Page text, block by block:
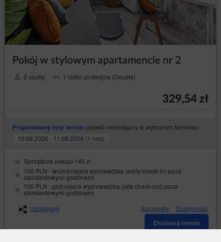
Pokój w stylowym apartamencie nr 2
2 osoby 1 łóżko podwójne (Double)
329,54 zł
Proponowany inny termin (obiekt niedostępny w wybranym terminie):
10.08.2026 - 11.08.2026 (1 noc)
Sprzątanie pokoju 140 zł
100 PLN - wcześniejsza wprowadzka (early check-in) poza
standardowymi godzinami
100 PLN - późniejsza wyprowadzka (late check-out) poza
standardowymi godzinami
Udostępnij
Szczegóły Dostępność
Dostosuj termin